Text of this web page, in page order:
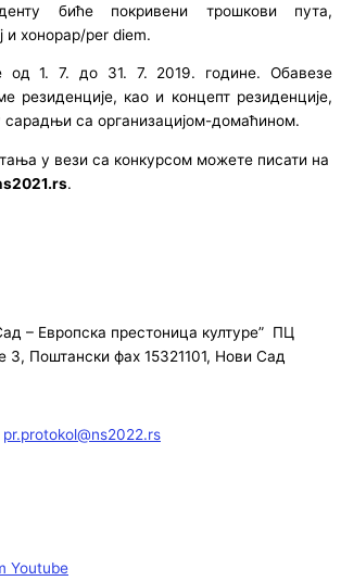
биће покривени трошкови пута,
и хонорар/per diem.
од 1. 7. до 31. 7. 2019. године. Обавезе
резиденције, као и концепт резиденције,
сарадњи са организацијом-домаћином.
у вези са конкурсом можете писати на
.
– Европска престоница културе” ПЦ
3, Поштански фах 15321101, Нови Сад
pr.protokol@ns2022.rs
Youtube